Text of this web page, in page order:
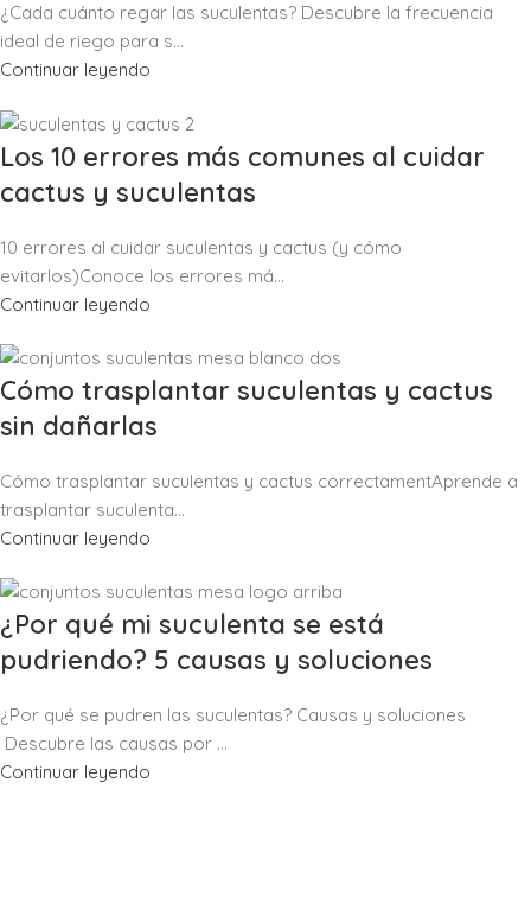
¿Cada cuánto regar las suculentas? Descubre la frecuencia
ideal de riego para s...
Continuar leyendo
Los 10 errores más comunes al cuidar
cactus y suculentas
10 errores al cuidar suculentas y cactus (y cómo
evitarlos)Conoce los errores má...
Continuar leyendo
Cómo trasplantar suculentas y cactus
sin dañarlas
Cómo trasplantar suculentas y cactus correctamentAprende a
trasplantar suculenta...
Continuar leyendo
¿Por qué mi suculenta se está
pudriendo? 5 causas y soluciones
¿Por qué se pudren las suculentas? Causas y soluciones
Descubre las causas por ...
Continuar leyendo